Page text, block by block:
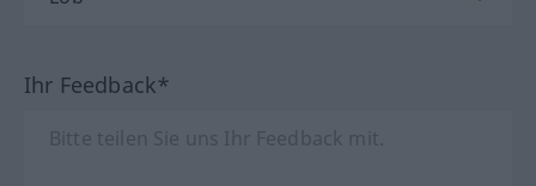
Ihr Feedback*